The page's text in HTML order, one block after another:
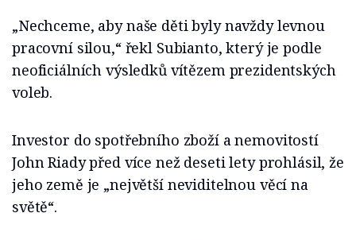
„Nechceme, aby naše děti byly navždy levnou
pracovní silou,“ řekl Subianto, který je podle
neoficiálních výsledků vítězem prezidentských
voleb.
Investor do spotřebního zboží a nemovitostí
John Riady před více než deseti lety prohlásil, že
jeho země je „největší neviditelnou věcí na
světě“.